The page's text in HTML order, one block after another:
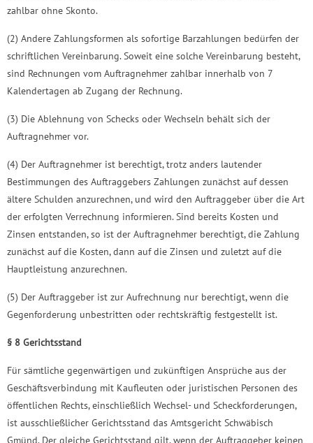
zahlbar ohne Skonto.
(2) Andere Zahlungsformen als sofortige Barzahlungen bedürfen der
schriftlichen Vereinbarung. Soweit eine solche Vereinbarung besteht,
sind Rechnungen vom Auftragnehmer zahlbar innerhalb von 7
Kalendertagen ab Zugang der Rechnung.
(3) Die Ablehnung von Schecks oder Wechseln behält sich der
Auftragnehmer vor.
(4) Der Auftragnehmer ist berechtigt, trotz anders lautender
Bestimmungen des Auftraggebers Zahlungen zunächst auf dessen
ältere Schulden anzurechnen, und wird den Auftraggeber über die Art
der erfolgten Verrechnung informieren. Sind bereits Kosten und
Zinsen entstanden, so ist der Auftragnehmer berechtigt, die Zahlung
zunächst auf die Kosten, dann auf die Zinsen und zuletzt auf die
Hauptleistung anzurechnen.
(5) Der Auftraggeber ist zur Aufrechnung nur berechtigt, wenn die
Gegenforderung unbestritten oder rechtskräftig festgestellt ist.
§ 8 Gerichtsstand
Für sämtliche gegenwärtigen und zukünftigen Ansprüche aus der
Geschäftsverbindung mit Kaufleuten oder juristischen Personen des
öffentlichen Rechts, einschließlich Wechsel- und Scheckforderungen,
ist ausschließlicher Gerichtsstand das Amtsgericht Schwäbisch
Gmünd. Der gleiche Gerichtsstand gilt, wenn der Auftraggeber keinen